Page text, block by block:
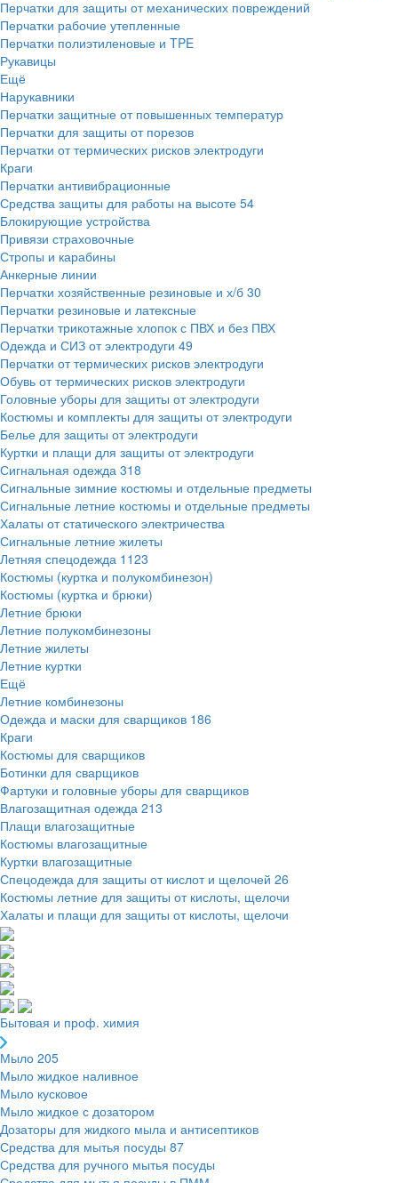
Перчатки для защиты от механических повреждений
Перчатки рабочие утепленные
Перчатки полиэтиленовые и TPE
Рукавицы
Ещё
Нарукавники
Перчатки защитные от повышенных температур
Перчатки для защиты от порезов
Перчатки от термических рисков электродуги
Краги
Перчатки антивибрационные
Средства защиты для работы на высоте 54
Блокирующие устройства
Привязи страховочные
Стропы и карабины
Анкерные линии
Перчатки хозяйственные резиновые и х/б 30
Перчатки резиновые и латексные
Перчатки трикотажные хлопок с ПВХ и без ПВХ
Одежда и СИЗ от электродуги 49
Перчатки от термических рисков электродуги
Обувь от термических рисков электродуги
Головные уборы для защиты от электродуги
Костюмы и комплекты для защиты от электродуги
Белье для защиты от электродуги
Куртки и плащи для защиты от электродуги
Сигнальная одежда 318
Сигнальные зимние костюмы и отдельные предметы
Сигнальные летние костюмы и отдельные предметы
Халаты от статического электричества
Сигнальные летние жилеты
Летняя спецодежда 1123
Костюмы (куртка и полукомбинезон)
Костюмы (куртка и брюки)
Летние брюки
Летние полукомбинезоны
Летние жилеты
Летние куртки
Ещё
Летние комбинезоны
Одежда и маски для сварщиков 186
Краги
Костюмы для сварщиков
Ботинки для сварщиков
Фартуки и головные уборы для сварщиков
Влагозащитная одежда 213
Плащи влагозащитные
Костюмы влагозащитные
Куртки влагозащитные
Спецодежда для защиты от кислот и щелочей 26
Костюмы летние для защиты от кислоты, щелочи
Халаты и плащи для защиты от кислоты, щелочи
Бытовая и проф. химия
Мыло 205
Мыло жидкое наливное
Мыло кусковое
Мыло жидкое с дозатором
Дозаторы для жидкого мыла и антисептиков
Средства для мытья посуды 87
Средства для ручного мытья посуды